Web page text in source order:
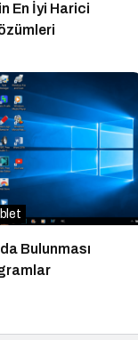
En İyi Harici
Bulunması